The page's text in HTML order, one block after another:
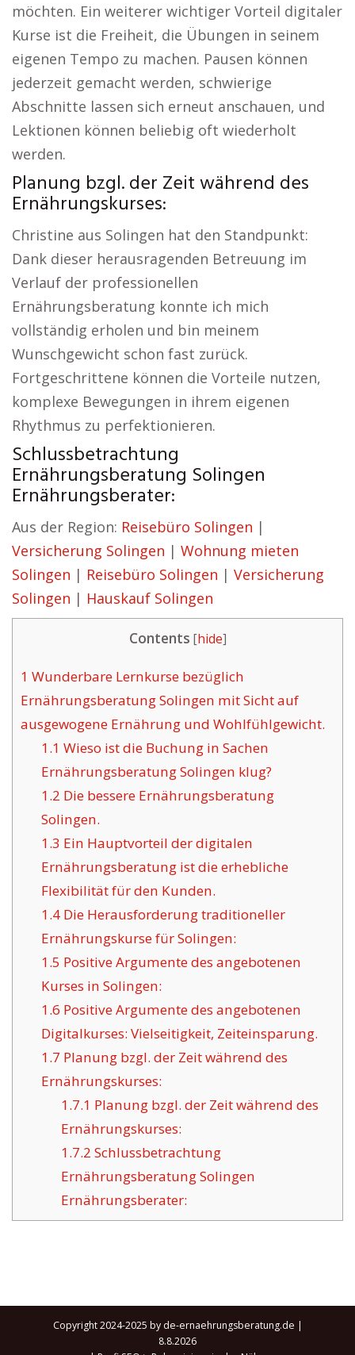
möchten. Ein weiterer wichtiger Vorteil digitaler
Kurse ist die Freiheit, die Übungen in seinem
eigenen Tempo zu machen. Pausen können
jederzeit gemacht werden, schwierige
Abschnitte lassen sich erneut anschauen, und
Lektionen können beliebig oft wiederholt
werden.
Planung bzgl. der Zeit während des
Ernährungskurses:
Christine aus Solingen hat den Standpunkt:
Dank dieser herausragenden Betreuung im
Verlauf der professionellen
Ernährungsberatung konnte ich mich
vollständig erholen und bin meinem
Wunschgewicht schon fast zurück.
Fortgeschrittene können die Vorteile nutzen,
komplexe Bewegungen in ihrem eigenen
Rhythmus zu perfektionieren.
Schlussbetrachtung
Ernährungsberatung Solingen
Ernährungsberater:
Aus der Region: Reisebüro Solingen |
Versicherung Solingen | Wohnung mieten
Solingen | Reisebüro Solingen | Versicherung
Solingen | Hauskauf Solingen
Contents [hide]
1 Wunderbare Lernkurse bezüglich
Ernährungsberatung Solingen mit Sicht auf
ausgewogene Ernährung und Wohlfühlgewicht.
1.1 Wieso ist die Buchung in Sachen
Ernährungsberatung Solingen klug?
1.2 Die bessere Ernährungsberatung
Solingen.
1.3 Ein Hauptvorteil der digitalen
Ernährungsberatung ist die erhebliche
Flexibilität für den Kunden.
1.4Die Herausforderung traditioneller
Ernährungskurse für Solingen:
1.5 Positive Argumente des angebotenen
Kurses in Solingen:
1.6 Positive Argumente des angebotenen
Digitalkurses: Vielseitigkeit, Zeiteinsparung.
1.7 Planung bzgl. der Zeit während des
Ernährungskurses:
1.7.1 Planung bzgl. der Zeit während des
Ernährungskurses:
1.7.2 Schlussbetrachtung
Ernährungsberatung Solingen
Ernährungsberater:
Copyright 2024-2025 by de-ernaehrungsberatung.de |
8.8.2026